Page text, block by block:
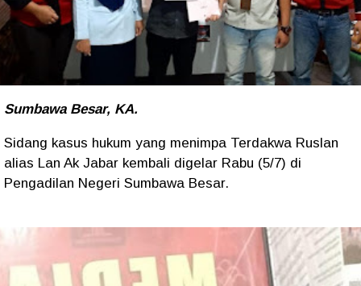
Sumbawa Besar, KA.
Sidang kasus hukum yang menimpa Terdakwa Ruslan
alias Lan Ak Jabar kembali digelar Rabu (5/7) di
Pengadilan Negeri Sumbawa Besar.